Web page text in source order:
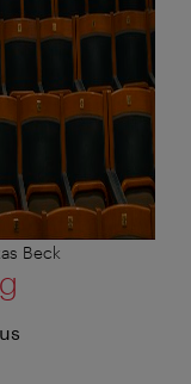
Beck